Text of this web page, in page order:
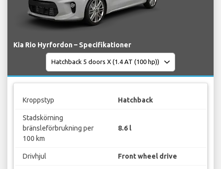
Kia Rio Hyrfordon – Specifikationer
Kroppstyp Hatchback
Stadskörning
bränsleförbrukning per
100 km
8.6 l
Drivhjul Front wheel drive